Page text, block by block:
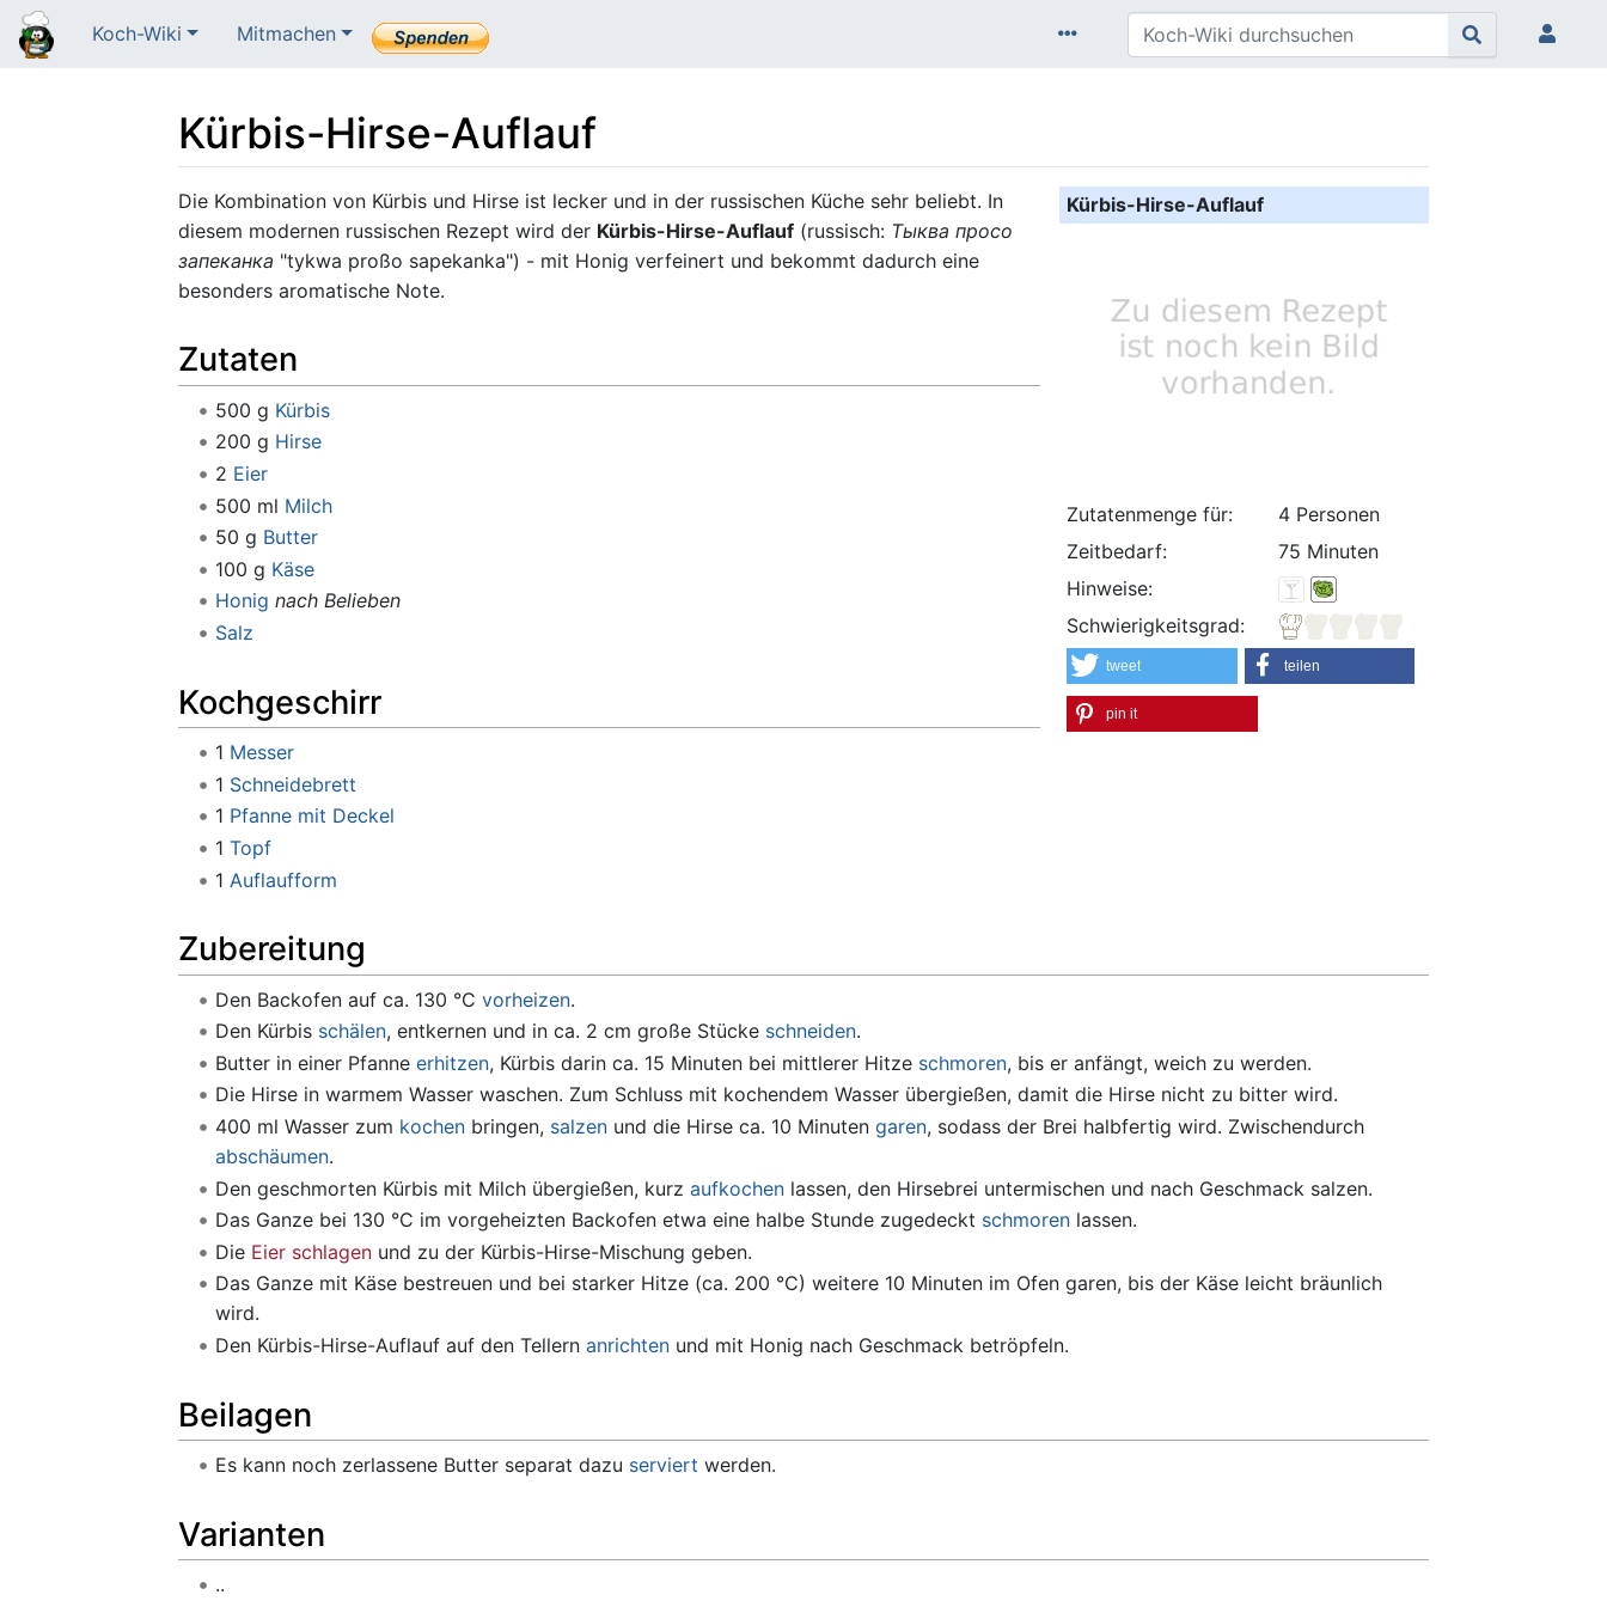
Koch-Wiki Mitmachen
Kürbis-Hirse-Auflauf
Wechseln zu:Navigation,Suche Kürbis-Hirse-Auflauf
Zutatenmenge für:
4 Personen
Zeitbedarf:
75 Minuten
Hinweise:
Schwierigkeitsgrad:
tweet teilen
pin it
Die Kombination von Kürbis und Hirse ist lecker und in der russischen Küche sehr beliebt. In
diesem modernen russischen Rezept wird der Kürbis-Hirse-Auflauf (russisch: Тыква просо
запеканка "tykwa proßo sapekanka") - mit Honig verfeinert und bekommt dadurch eine
besonders aromatische Note.
Zutaten
500 g Kürbis
200 g Hirse
2 Eier
500 ml Milch
50 g Butter
100 g Käse
Honig nach Belieben
Salz
Kochgeschirr
1 Messer
1 Schneidebrett
1 Pfanne mit Deckel
1 Topf
1 Auflaufform
Zubereitung
Den Backofen auf ca. 130 °C vorheizen.
Den Kürbis schälen, entkernen und in ca. 2 cm große Stücke schneiden.
Butter in einer Pfanne erhitzen, Kürbis darin ca. 15 Minuten bei mittlerer Hitze schmoren, bis er anfängt, weich zu werden.
Die Hirse in warmem Wasser waschen. Zum Schluss mit kochendem Wasser übergießen, damit die Hirse nicht zu bitter wird.
400 ml Wasser zum kochenbringen, salzenund die Hirse ca. 10 Minuten garen, sodass der Brei halbfertig wird. Zwischendurch
abschäumen.
Den geschmorten Kürbis mit Milch übergießen, kurz aufkochenlassen, den Hirsebrei untermischen und nach Geschmack salzen.
Das Ganze bei 130 °C im vorgeheizten Backofen etwa eine halbe Stunde zugedeckt schmorenlassen.
Die Eier schlagenund zu der Kürbis-Hirse-Mischung geben.
Das Ganze mit Käse bestreuen und bei starker Hitze (ca. 200 °C) weitere 10 Minuten im Ofen garen, bis der Käse leicht bräunlich
wird.
Den Kürbis-Hirse-Auflauf auf den Tellern anrichtenund mit Honig nach Geschmack betröpfeln.
Beilagen
Es kann noch zerlassene Butter separat dazu serviert werden.
Varianten
..